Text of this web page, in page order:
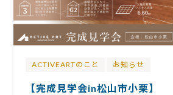
ACTIVEARTのこと お知らせ
【完成見学会in松山市小栗】